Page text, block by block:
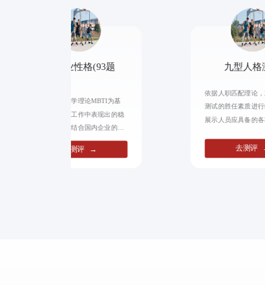
MBTI职业性格(93题
以经典的类型学理论MBTI为基
础测量个体在工作中表现出的稳
定行风格，并结合国内企业的实
际应用将工作划分为风格，并结
合国内企业的实际应用将工作划
去测评 →
九型人格
依据人职匹配理论
测试的胜任素质进
展示人员应具备的
选拔到最佳候选人
险，提升人事决策
去测评